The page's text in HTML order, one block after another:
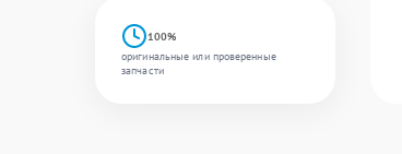
100%
оригинальные или проверенные
запчасти